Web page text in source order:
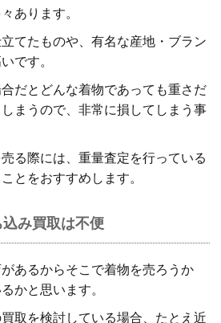
あります。
てたものや、有名な産地・ブラン
です。
だとどんな着物であっても重さだ
まうので、非常に損してしまう事
る際には、重量査定を行っている
とをおすすめします。
み買取は不便
があるからそこで着物を売ろうか
かと思います。
取を検討している場合、たとえ近